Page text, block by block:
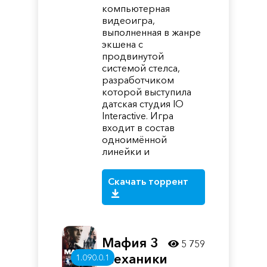
компьютерная
видеоигра,
выполненная в жанре
экшена с
продвинутой
системой стелса,
разработчиком
которой выступила
датская студия IO
Interactive. Игра
входит в состав
одноимённой
линейки и
Скачать торрент
1.090.0.1
Мафия 3
Механики
5 759